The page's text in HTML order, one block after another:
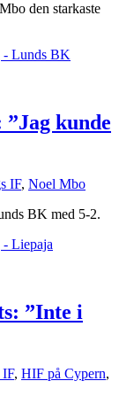
den starkaste
kunde
IF, Noel Mbo
BK med 5-2.
”Inte i
IF, HIF på Cypern,